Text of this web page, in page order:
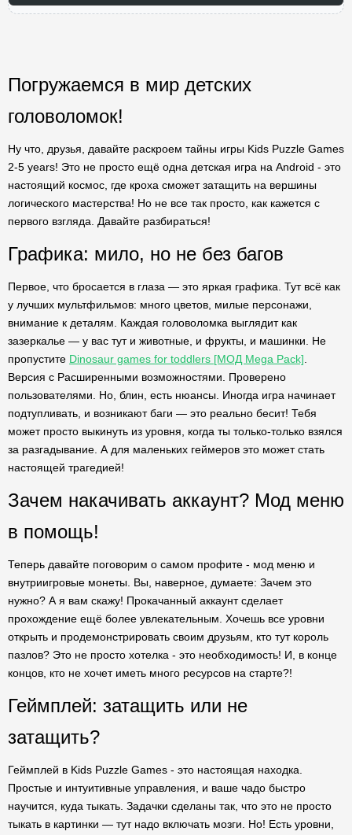
Погружаемся в мир детских
головоломок!
Ну что, друзья, давайте раскроем тайны игры Kids Puzzle Games
2-5 years! Это не просто ещё одна детская игра на Android - это
настоящий космос, где кроха сможет затащить на вершины
логического мастерства! Но не все так просто, как кажется с
первого взгляда. Давайте разбираться!
Графика: мило, но не без багов
Первое, что бросается в глаза — это яркая графика. Тут всё как
у лучших мультфильмов: много цветов, милые персонажи,
внимание к деталям. Каждая головоломка выглядит как
зазеркалье — у вас тут и животные, и фрукты, и машинки. Не
пропустите Dinosaur games for toddlers [МОД Mega Pack]
Версия с Расширенными возможностями. Проверено
пользователями. Но, блин, есть нюансы. Иногда игра начинает
подтупливать, и возникают баги — это реально бесит! Тебя
может просто выкинуть из уровня, когда ты только-только взялся
за разгадывание. А для маленьких геймеров это может стать
настоящей трагедией!
Зачем накачивать аккаунт? Мод меню
в помощь!
Теперь давайте поговорим о самом профите - мод меню и
внутриигровые монеты. Вы, наверное, думаете: Зачем это
нужно? А я вам скажу! Прокачанный аккаунт сделает
прохождение ещё более увлекательным. Хочешь все уровни
открыть и продемонстрировать своим друзьям, кто тут король
пазлов? Это не просто хотелка - это необходимость! И, в конце
концов, кто не хочет иметь много ресурсов на старте?!
Геймплей: затащить или не
затащить?
Геймплей в Kids Puzzle Games - это настоящая находка.
Простые и интуитивные управления, и ваше чадо быстро
научится, куда тыкать. Задачки сделаны так, что это не просто
тыкать в картинки — тут надо включать мозги. Но! Есть уровни,